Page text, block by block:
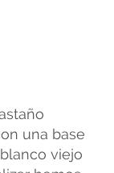
una base
viejo